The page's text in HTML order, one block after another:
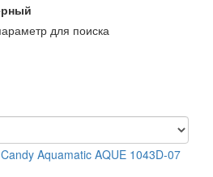
для поиска